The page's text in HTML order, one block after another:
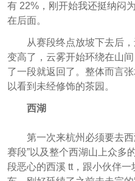
有 22%，刚开始我还挺纳闷
在后面。
从赛段终点放坡下去后
变高了，云雾开始环绕在山
了一段就返回了。整体而言
以看到未经修饰的茶园。
西湖
第一次来杭州必须要去
赛段”以及整个西湖山上众多
段恶心的西溪 tt，跟小伙伴